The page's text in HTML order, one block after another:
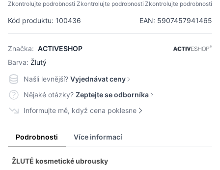
Kód produktu: 100436 EAN: 5907457941465
Značka: ACTIVESHOP
Barva: Žlutý
Zkontrolujte podrobnosti Zkontrolujte podrobnosti Zkontrolujte podrobnosti
Našli levnější? Vyjednávat ceny
Nějaké otázky? Zeptejte se odborníka
Informujte mě, když cena poklesne
Podrobnosti Více informací
ŽLUTÉ kosmetické ubrousky